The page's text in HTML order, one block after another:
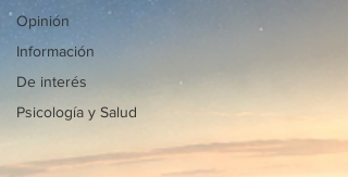
Opinión
Información
De interés
Psicología y Salud